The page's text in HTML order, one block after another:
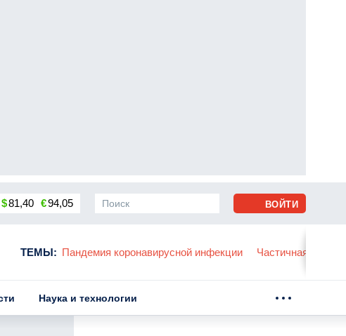
$81,40 €94,05
ТЕМЫ: Пандемия коронавирусной инфекции Частичная
ВОЙТИ
Наука и технологии